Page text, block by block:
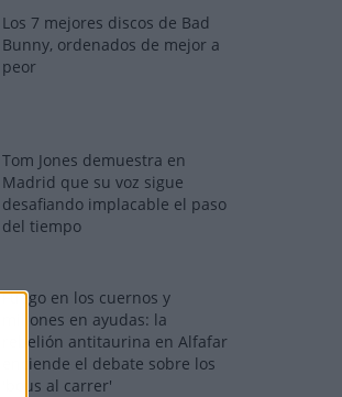
Los 7 mejores discos de Bad
Bunny, ordenados de mejor a
peor
Tom Jones demuestra en
Madrid que su voz sigue
desafiando implacable el paso
del tiempo
Fuego en los cuernos y
millones en ayudas: la
rebelión antitaurina en Alfafar
enciende el debate sobre los
'bous al carrer'